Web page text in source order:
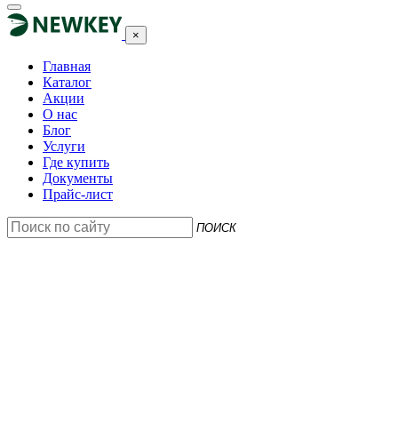
×
Главная
Каталог
Акции
О нас
Блог
Услуги
Где купить
Документы
Прайс-лист
ПОИСК